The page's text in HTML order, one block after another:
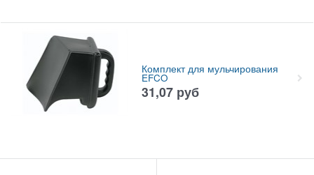
Комплект для мульчирования
EFCO
31,07 руб